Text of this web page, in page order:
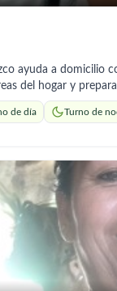
ayuda a domicilio
del hogar y
adapto a los orarios
de día Turno de